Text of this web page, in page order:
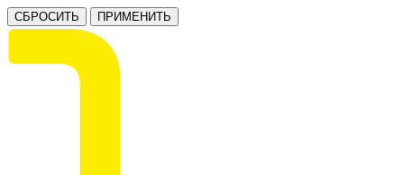
СБРОСИТЬ ПРИМЕНИТЬ